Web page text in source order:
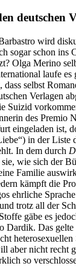
deutschen
wird
sogar schon ins
Olga Merino
laufe
selbst
Verlagen
Suizid
des Premio
eingeladen ist,
in der Liste
In dem durch
wie sich der
Familie
kämpft die
ehrliche
trotz all der
gäbe es
Dardik. Das
heterosexuellen
aber nicht recht
so